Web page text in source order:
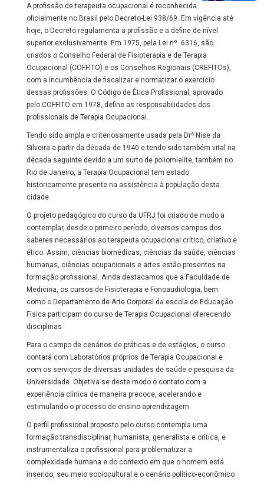
A profissão de terapeuta ocupacional é reconhecida
oficialmente no Brasil pelo Decreto-Lei 938/69. Em vigência até
hoje, o Decreto regulamenta a profissão e a define de nível
superior exclusivamente. Em 1975, pela Lei nº. 6316, são
criados o Conselho Federal de Fisioterapia e de Terapia
Ocupacional (COFFITO) e os Conselhos Regionais (CREFITOs),
com a incumbência de fiscalizar e normatizar o exercício
dessas profissões. O Código de Ética Profissional, aprovado
pelo COFFITO em 1978, define as responsabilidades dos
profissionais de Terapia Ocupacional.
Tendo sido ampla e criteriosamente usada pela Drª Nise da
Silveira a partir da década de 1940 e tendo sido também vital na
década seguinte devido a um surto de poliomielite, também no
Rio de Janeiro, a Terapia Ocupacional tem estado
historicamente presente na assistência à população desta
cidade.
O projeto pedagógico do curso da UFRJ foi criado de modo a
contemplar, desde o primeiro período, diversos campos dos
saberes necessários ao terapeuta ocupacional crítico, criativo e
ético. Assim, ciências biomédicas, ciências da saúde, ciências
humanas, ciências ocupacionais e artes estão presentes na
formação profissional. Ainda destacamos que a Faculdade de
Medicina, os cursos de Fisioterapia e Fonoaudiologia, bem
como o Departamento de Arte Corporal da escola de Educação
Física participam do curso de Terapia Ocupacional oferecendo
disciplinas.
Para o campo de cenários de práticas e de estágios, o curso
contará com Laboratórios próprios de Terapia Ocupacional e
com os serviços de diversas unidades de saúde e pesquisa da
Universidade. Objetiva-se deste modo o contato com a
experiência clínica de maneira precoce, acelerando e
estimulando o processo de ensino-aprendizagem.
O perfil profissional proposto pelo curso contempla uma
formação transdisciplinar, humanista, generalista e crítica, e
instrumentaliza o profissional para problematizar a
complexidade humana e do contexto em que o homem está
inserido, seu meio sociocultural e o cenário político-econômico